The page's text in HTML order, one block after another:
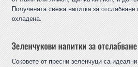
Получената свежа напитка за отслабване
охладена.
Зеленчукови напитки за отслабване
Соковете от пресни зеленчуци са